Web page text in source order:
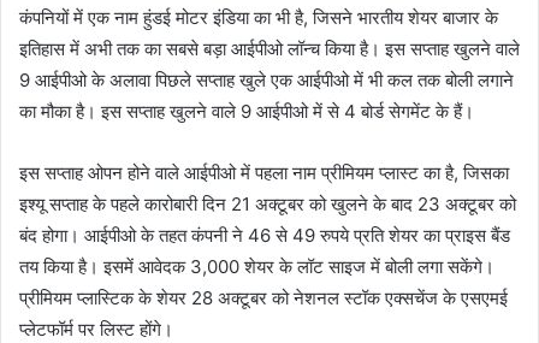
कंपनियों में एक नाम हुंडई मोटर इंडिया का भी है, जिसने भारतीय शेयर बाजार के
इतिहास में अभी तक का सबसे बड़ा आईपीओ लॉन्च किया है। इस सप्ताह खुलने वाले
9 आईपीओ के अलावा पिछले सप्ताह खुले एक आईपीओ में भी कल तक बोली लगाने
का मौका है। इस सप्ताह खुलने वाले 9 आईपीओ में से 4 बोर्ड सेगमेंट के हैं।
इस सप्ताह ओपन होने वाले आईपीओ में पहला नाम प्रीमियम प्लास्ट का है, जिसका
इश्यू सप्ताह के पहले कारोबारी दिन 21 अक्टूबर को खुलने के बाद 23 अक्टूबर को
बंद होगा। आईपीओ के तहत कंपनी ने 46 से 49 रुपये प्रति शेयर का प्राइस बैंड
तय किया है। इसमें आवेदक 3,000 शेयर के लॉट साइज में बोली लगा सकेंगे।
प्रीमियम प्लास्टिक के शेयर 28 अक्टूबर को नेशनल स्टॉक एक्सचेंज के एसएमई
प्लेटफॉर्म पर लिस्ट होंगे।